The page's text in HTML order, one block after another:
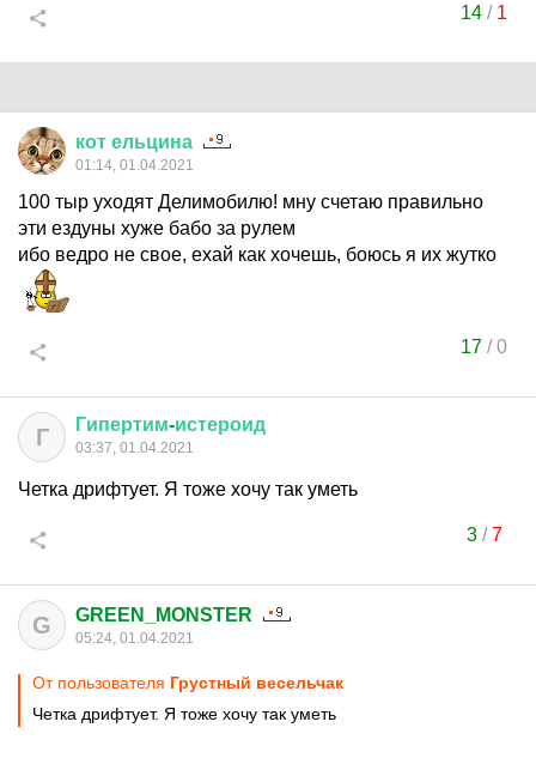
14 / 1
кот ельцина
01:14, 01.04.2021
100 тыр уходят Делимобилю! мну счетаю правильно
эти ездуны хуже бабо за рулем
ибо ведро не свое, ехай как хочешь, боюсь я их жутко
17 /0
Г Гипертим-истероид
03:37, 01.04.2021
Четка дрифтует. Я тоже хочу так уметь
3/7
G GREEN_MONSTER
05:24, 01.04.2021
От пользователя Грустный весельчак
Четка дрифтует. Я тоже хочу так уметь